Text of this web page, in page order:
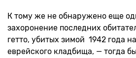
К тому же не обнаружено еще
захоронение последних
гетто, убитых зимой 1942 года
еврейского кладбища, — тогда